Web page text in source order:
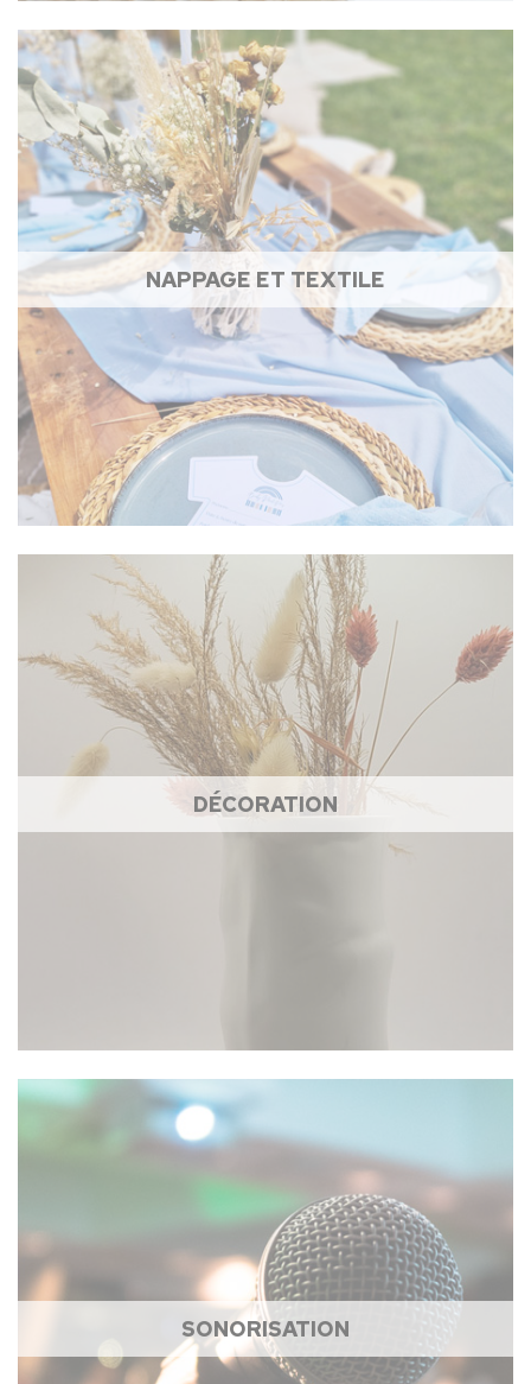
NAPPAGE ET TEXTILE
DÉCORATION
SONORISATION